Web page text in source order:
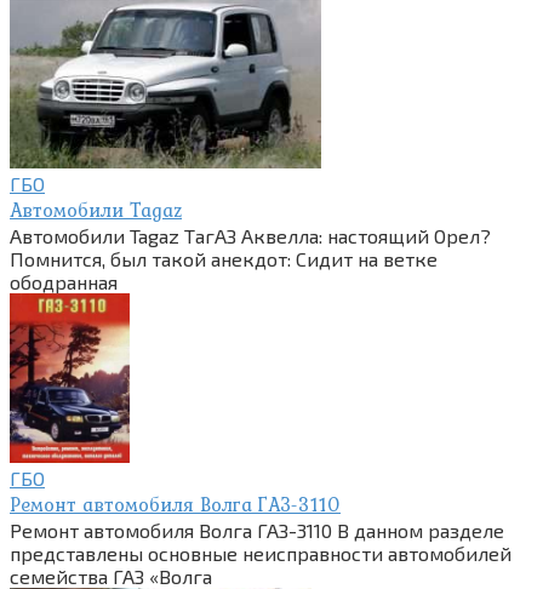
ГБО
Автомобили Tagaz
Автомобили Tagaz ТагАЗ Аквелла: настоящий Орел?
Помнится, был такой анекдот: Сидит на ветке
ободранная
ГБО
Ремонт автомобиля Волга ГАЗ-3110
Ремонт автомобиля Волга ГАЗ-3110 В данном разделе
представлены основные неисправности автомобилей
семейства ГАЗ «Волга